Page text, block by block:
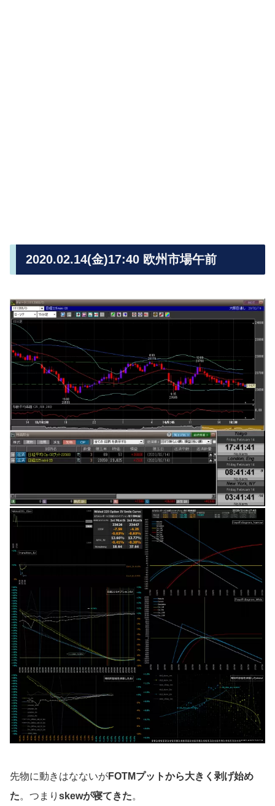
2020.02.14(金)17:40 欧州市場午前
先物に動きはなないがFOTMプットから大きく剥げ始め
た。つまり skewが寝てきた。